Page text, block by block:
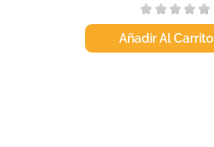
Añadir Al Carrito